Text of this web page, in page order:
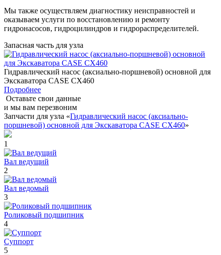
Мы также осуществляем диагностику неисправностей и
оказываем услуги по восстановлению и ремонту
гидронасосов, гидроцилиндров и гидрораспределителей.
Запасная часть для узла
Гидравлический насос (аксиально-поршневой) основной для
Экскаватора CASE CX460
Подробнее
Оставьте свои данные
и мы вам перезвоним
Запчасти для узла «Гидравлический насос (аксиально-
поршневой) основной для Экскаватора CASE CX460»
1
Вал ведущий
2
Вал ведомый
3
Роликовый подшипник
4
Суппорт
5